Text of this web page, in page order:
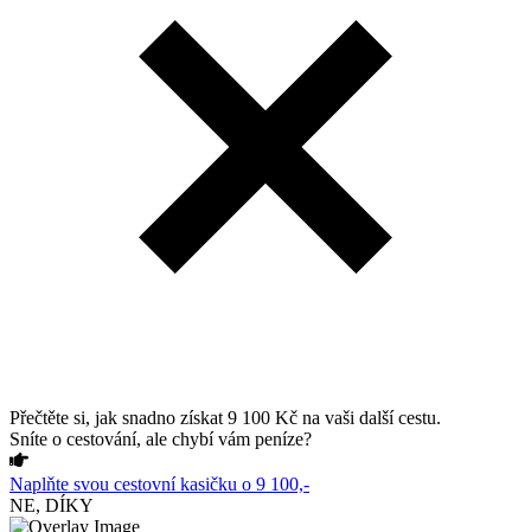
Přečtěte si, jak snadno získat 9 100 Kč na vaši další cestu.
Sníte o cestování, ale chybí vám peníze?
Naplňte svou cestovní kasičku o 9 100,-
NE, DÍKY